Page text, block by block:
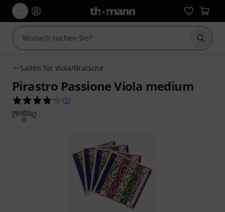
Suche
Saiten für Viola/Bratsche
Pirastro Passione Viola medium
4.2 von 5 Sternen aus 5 Kundenbewertungen
(5)